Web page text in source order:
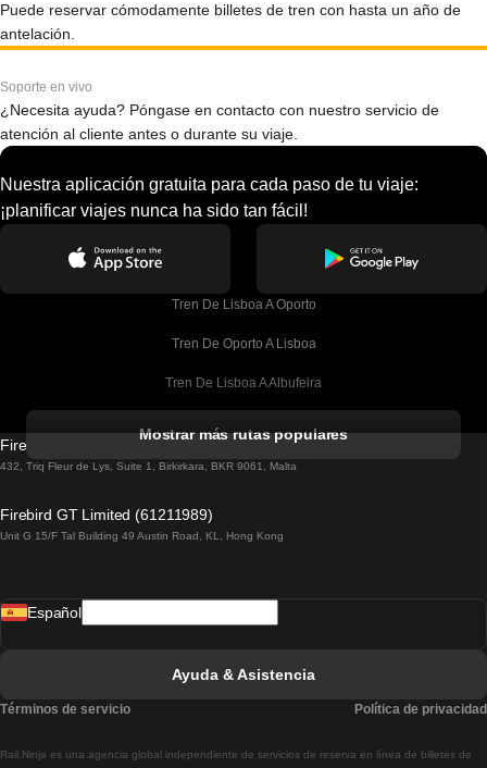
Puede reservar cómodamente billetes de tren con hasta un año de
antelación.
Soporte en vivo
¿Necesita ayuda? Póngase en contacto con nuestro servicio de
atención al cliente antes o durante su viaje.
Nuestra aplicación gratuita para cada paso de tu viaje:
¡planificar viajes nunca ha sido tan fácil!
Tren De Lisboa A Oporto
Tren De Oporto A Lisboa
Tren De Lisboa A Albufeira
Tren De Lisboa A Lagos
Tren De Lisboa A Madrid
Mostrar más rutas populares
Firebird GT Limited (OC 1451)
432, Triq Fleur de Lys, Suite 1, Birkirkara, BKR 9061, Malta
Firebird GT Limited (61211989)
Unit G 15/F Tal Building 49 Austin Road, KL, Hong Kong
Rail.Ninja es una agencia global independiente de servicios de reserva en línea de billetes de
Español
Ayuda & Asistencia
Términos de servicio Política de privacidad